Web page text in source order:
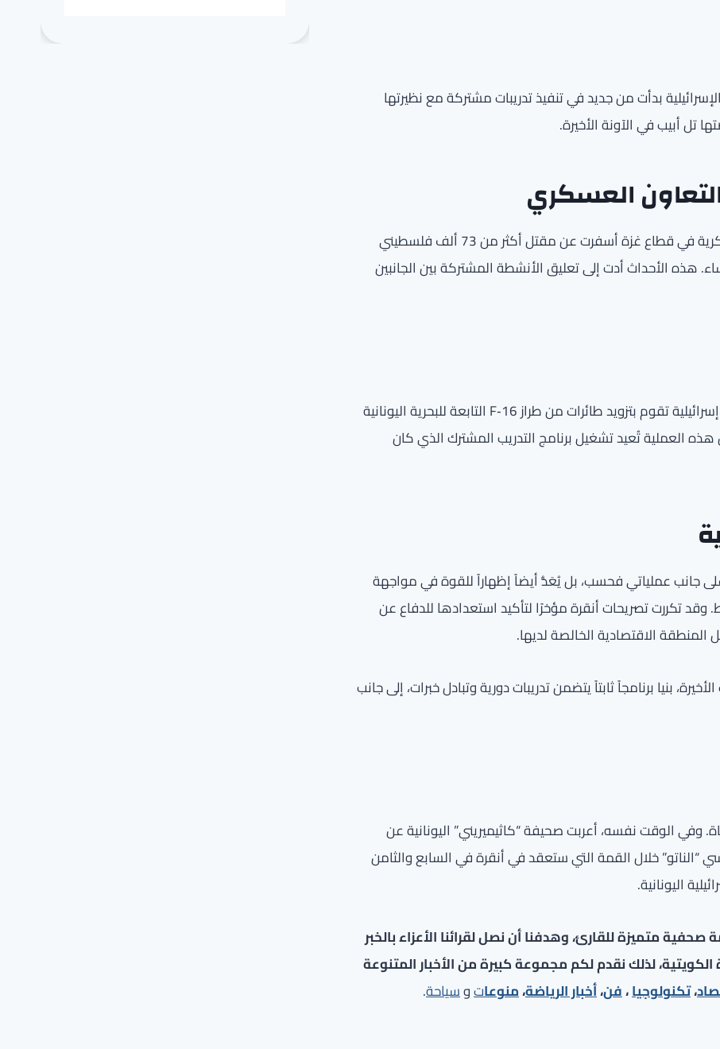
أن القوات الجوية الإسرائيلية بدأت من جديد في تنفيذ تدريبات مشتركة مع نظيرتها
تل أبيب في الآونة الأخيرة.
التعاون العسكري
في الثامن من أكتوبر الماضي، أطلقت إسرائيل عملية عسكرية في قطاع غزة أسفرت عن مقتل أكثر من 73 ألف فلسطيني
والنساء. هذه الأحداث أدت إلى تعليق الأنشطة المشتركة بين الجانبين
نشرت القوات الجوية اليونانية مقاطع فيديو تُظهر طائرات إسرائيلية تقوم بتزويد طائرات من طراز F‑16 التابعة للبحرية اليونانية
العملية تُعيد تشغيل برنامج التدريب المشترك الذي كان
جانب عملياتي فحسب، بل يُعَدُّ أيضاً إظهاراً للقوة في مواجهة
تكررت تصريحات أنقرة مؤخرًا لتأكيد استعدادها للدفاع عن
الاقتصادية الخالصة لديها.
بنيا برنامجاً ثابتاً يتضمن تدريبات دورية وتبادل خبرات، إلى جانب
وفي الوقت نفسه، أعربت صحيفة “كاثيميريني” اليونانية عن
“الناتو” خلال القمة التي ستعقد في أنقرة في السابع والثامن
اليونانية.
متميزة للقارئ، وهدفنا أن نصل لقرائنا الأعزاء بالخبر
لذلك نقدم لكم مجموعة كبيرة من الأخبار المتنوعة
،تكنولوجيا،فن،أخبار الرياضة،منوعاتوسياحة.